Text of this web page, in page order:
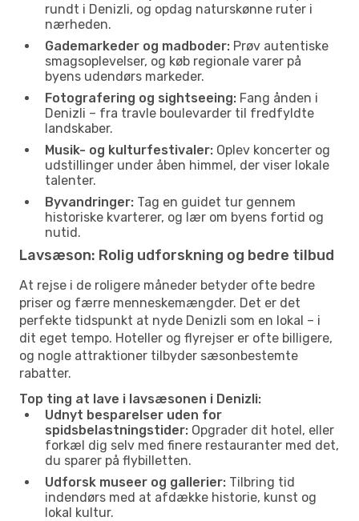
rundt i Denizli, og opdag naturskønne ruter i
nærheden.
Gademarkeder og madboder: Prøv autentiske
smagsoplevelser, og køb regionale varer på
byens udendørs markeder.
Fotografering og sightseeing: Fang ånden i
Denizli – fra travle boulevarder til fredfyldte
landskaber.
Musik- og kulturfestivaler: Oplev koncerter og
udstillinger under åben himmel, der viser lokale
talenter.
Byvandringer: Tag en guidet tur gennem
historiske kvarterer, og lær om byens fortid og
nutid.
Lavsæson: Rolig udforskning og bedre tilbud
At rejse i de roligere måneder betyder ofte bedre
priser og færre menneskemængder. Det er det
perfekte tidspunkt at nyde Denizli som en lokal – i
dit eget tempo. Hoteller og flyrejser er ofte billigere,
og nogle attraktioner tilbyder sæsonbestemte
rabatter.
Top ting at lave i lavsæsonen i Denizli:
Udnyt besparelser uden for
spidsbelastningstider: Opgrader dit hotel, eller
forkæl dig selv med finere restauranter med det,
du sparer på flybilletten.
Udforsk museer og gallerier: Tilbring tid
indendørs med at afdække historie, kunst og
lokal kultur.